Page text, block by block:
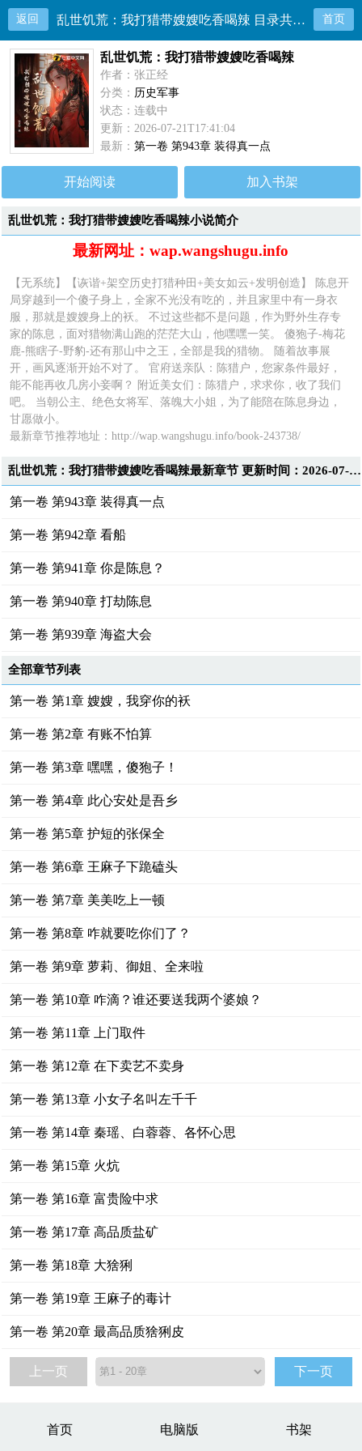
返回 乱世饥荒：我打猎带嫂嫂吃香喝辣 目录共943章 首页
乱世饥荒：我打猎带嫂嫂吃香喝辣
作者：张正经
分类： 历史军事
状态：连载中
更新：2026-07-21T17:41:04
最新：第一卷 第943章 装得真一点
开始阅读 加入书架
乱世饥荒：我打猎带嫂嫂吃香喝辣小说简介
最新网址：wap.wangshugu.info
【无系统】【诙谐+架空历史打猎种田+美女如云+发明创造】 陈息开
局穿越到一个傻子身上，全家不光没有吃的，并且家里中有一身衣
服，那就是嫂嫂身上的袄。 不过这些都不是问题，作为野外生存专
家的陈息，面对猎物满山跑的茫茫大山，他嘿嘿一笑。 傻狍子-梅花
鹿-熊瞎子-野豹-还有那山中之王，全部是我的猎物。 随着故事展
开，画风逐渐开始不对了。 官府送亲队：陈猎户，您家条件最好，
能不能再收几房小妾啊？ 附近美女们：陈猎户，求求你，收了我们
吧。 当朝公主、绝色女将军、落魄大小姐，为了能陪在陈息身边，
甘愿做小。
最新章节推荐地址：http://wap.wangshugu.info/book-243738/
乱世饥荒：我打猎带嫂嫂吃香喝辣最新章节 更新时间：2026-07-21T17:41:04
第一卷 第943章 装得真一点
第一卷 第942章 看船
第一卷 第941章 你是陈息？
第一卷 第940章 打劫陈息
第一卷 第939章 海盗大会
全部章节列表
第一卷 第1章 嫂嫂，我穿你的袄
第一卷 第2章 有账不怕算
第一卷 第3章 嘿嘿，傻狍子！
第一卷 第4章 此心安处是吾乡
第一卷 第5章 护短的张保全
第一卷 第6章 王麻子下跪磕头
第一卷 第7章 美美吃上一顿
第一卷 第8章 咋就要吃你们了？
第一卷 第9章 萝莉、御姐、全来啦
第一卷 第10章 咋滴？谁还要送我两个婆娘？
第一卷 第11章 上门取件
第一卷 第12章 在下卖艺不卖身
第一卷 第13章 小女子名叫左千千
第一卷 第14章 秦瑶、白蓉蓉、各怀心思
第一卷 第15章 火炕
第一卷 第16章 富贵险中求
第一卷 第17章 高品质盐矿
第一卷 第18章 大猞猁
第一卷 第19章 王麻子的毒计
第一卷 第20章 最高品质猞猁皮
上一页 下一页
首页 电脑版 书架